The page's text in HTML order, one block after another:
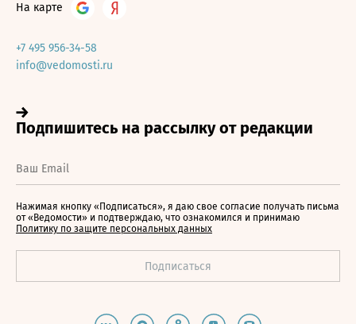
На карте
+7 495 956-34-58
info@vedomosti.ru
Нажимая кнопку «Подписаться», я даю свое согласие получать письма
от «Ведомости» и подтверждаю, что ознакомился и принимаю
Политику по защите персональных данных